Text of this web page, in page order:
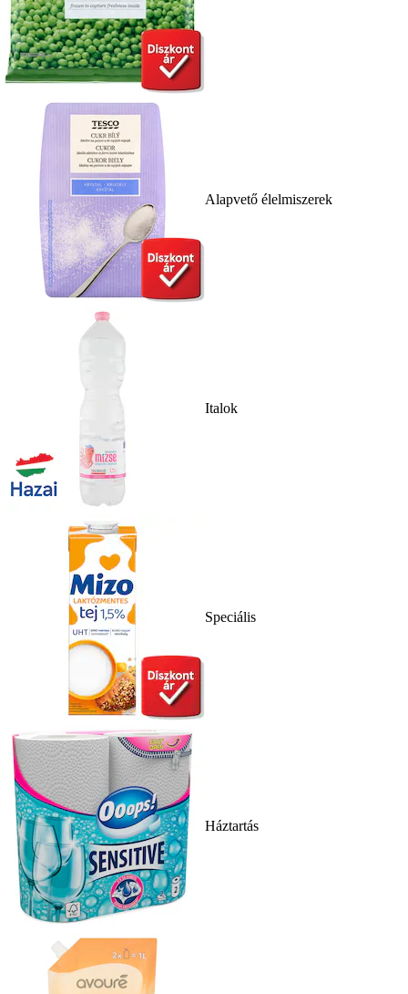
Alapvető élelmiszerek
Italok
Speciális
Háztartás